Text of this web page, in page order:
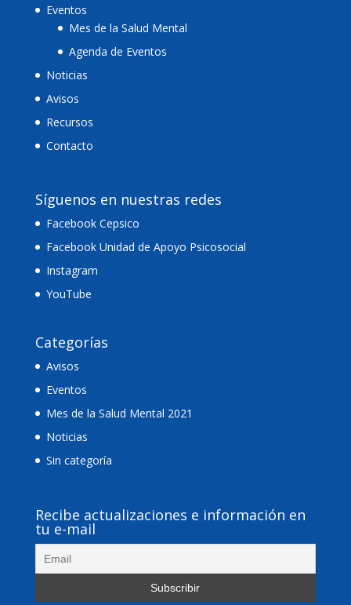
Eventos
Mes de la Salud Mental
Agenda de Eventos
Noticias
Avisos
Recursos
Contacto
Síguenos en nuestras redes
Facebook Cepsico
Facebook Unidad de Apoyo Psicosocial
Instagram
YouTube
Categorías
Avisos
Eventos
Mes de la Salud Mental 2021
Noticias
Sin categoría
Recibe actualizaciones e información en
tu e-mail